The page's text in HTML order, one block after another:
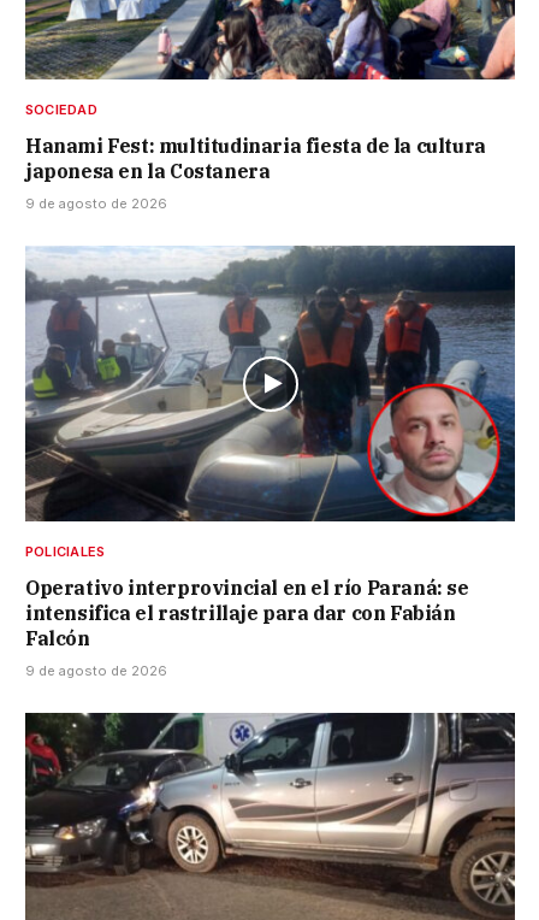
SOCIEDAD
Hanami Fest: multitudinaria fiesta de la cultura
japonesa en la Costanera
9 de agosto de 2026
POLICIALES
Operativo interprovincial en el río Paraná: se
intensifica el rastrillaje para dar con Fabián
Falcón
9 de agosto de 2026